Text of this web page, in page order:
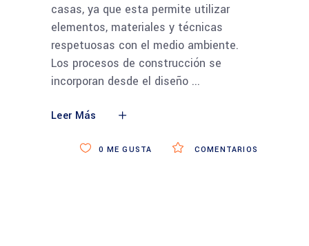
casas, ya que esta permite utilizar
elementos, materiales y técnicas
respetuosas con el medio ambiente.
Los procesos de construcción se
incorporan desde el diseño
Leer Más
COMENTARIOS
0 ME GUSTA